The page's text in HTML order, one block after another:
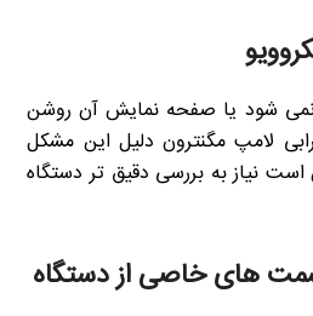
نمی شود یا صفحه نمایش آن روشن
لامپ مگنترون دلیل این مشکل
نیاز به بررسی دقیق تر دستگاه
های خاصی از دستگاه